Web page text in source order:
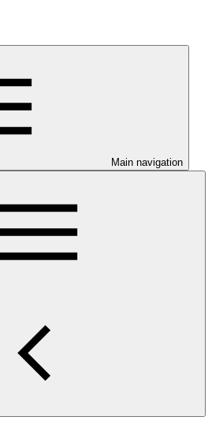
Main navigation